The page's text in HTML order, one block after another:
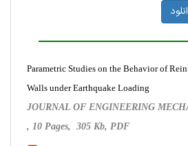
Parametric Studies on the Behavior of
Walls under Earthquake Loading
JOURNAL OF ENGINEERING
, 10 Pages, 305 Kb, PDF